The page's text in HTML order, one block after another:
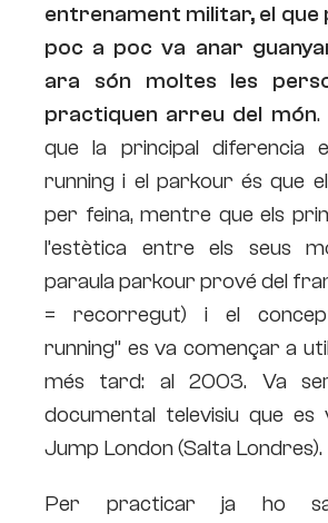
entrenament militar, el que
poc a poc va anar
ara són moltes les
practiquen arreu del món.
que la principal diferencia
running i el parkour és que
per feina, mentre que els
l’estètica entre els seus
paraula parkour prové del
= recorregut) i el
running” es va començar a
més tard: al 2003. Va
documental televisiu que es
Jump London (Salta Londres).
Per practicar ja ho